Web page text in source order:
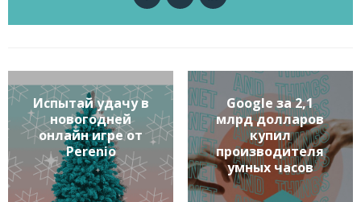
Испытай удачу в
новогодней
онлайн игре от
Perenio
Google за 2,1
млрд долларов
купил
производителя
умных часов